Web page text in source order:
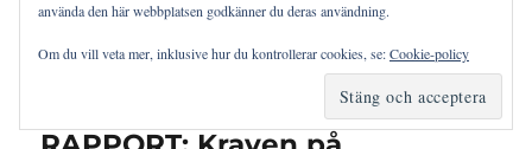
Föregående
använda den här webbplatsen godkänner du deras användning.
Om du vill veta mer, inklusive hur du kontrollerar cookies, se:Cookie-policy